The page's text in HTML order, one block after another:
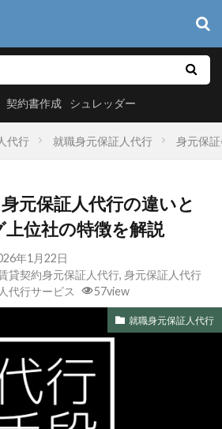
契約書作成 シュレッダー
代行 就職身元保証人代行 身元保
元保証人代行の違いと
位社の特徴を解説
年1月22日
貸契約身元保証人代行, 身元保証人代行
代行サービス 57view
就職身元保証人代行